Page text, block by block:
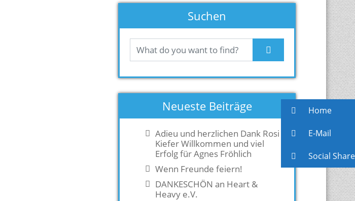
Suchen
Neueste Beiträge
Adieu und herzlichen Dank Rosi
Kiefer Willkommen und viel
Erfolg für Agnes Fröhlich
Wenn Freunde feiern!
DANKESCHÖN an Heart &
Heavy e.V.
Home
E-Mail
Social Share